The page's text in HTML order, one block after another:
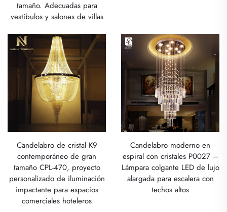
tamaño. Adecuadas para
vestíbulos y salones de villas
Candelabro de cristal K9
contemporáneo de gran
tamaño CPL-470, proyecto
personalizado de iluminación
impactante para espacios
comerciales hoteleros
Candelabro moderno en
espiral con cristales P0027 –
Lámpara colgante LED de lujo
alargada para escalera con
techos altos